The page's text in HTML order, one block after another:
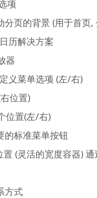
项
分页的背景 (用于首页
历解决方案
器
义菜单选项 (左/右)
位置)
位置(左/右)
的标准菜单按钮
(灵活的宽度容器)
方式